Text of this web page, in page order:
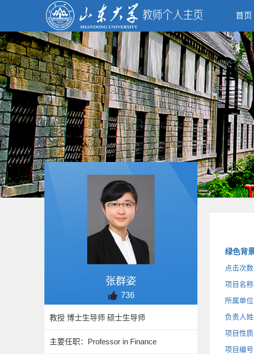
首页
张群姿
736
教授 博士生导师 硕士生导师
主要任职：Professor in Finance
绿色背
点击次数
项目名称
所属单位
负责人姓
项目性质
项目编号